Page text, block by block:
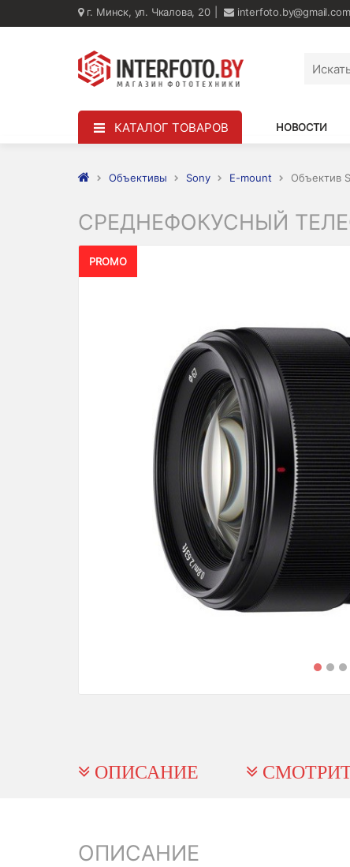
г. Минск, ул. Чкалова, 20 interfoto.by@gmail.com
КАТАЛОГ ТОВАРОВ НОВОСТИ
Объективы Sony E-mount Объектив
СРЕДНЕФОКУСНЫЙ
PROMO
ОПИСАНИЕ
ОПИСАНИЕ